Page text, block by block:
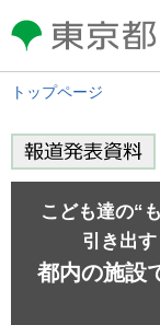
東京都 TOKYO
GOVERNMENT
トップページ
こども達の“
引き出
都内の施設